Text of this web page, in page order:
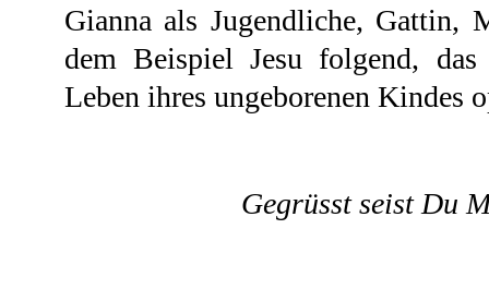
Gianna als Jugendliche, Gattin,
dem Beispiel Jesu folgend,
Leben ihres ungeborenen Kindes
Gegrüsst seist Du